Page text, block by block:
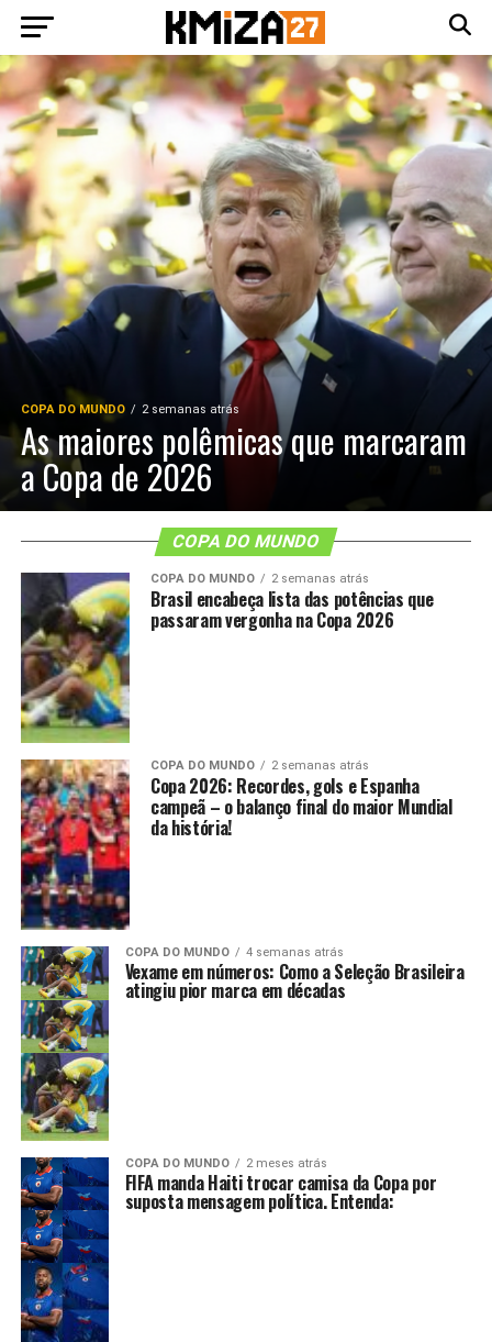
COPA DO MUNDO 2 semanas atrás
As maiores polêmicas que marcaram
a Copa de 2026
COPA DO MUNDO
COPA DO MUNDO 2 semanas atrás
Brasil encabeça lista das potências que
passaram vergonha na Copa 2026
COPA DO MUNDO 2 semanas atrás
Copa 2026: Recordes, gols e Espanha
campeã – o balanço final do maior Mundial
da história!
COPA DO MUNDO 4 semanas atrás
Vexame em números: Como a Seleção Brasileira
atingiu pior marca em décadas
COPA DO MUNDO 2 meses atrás
FIFA manda Haiti trocar camisa da Copa por
suposta mensagem política. Entenda: